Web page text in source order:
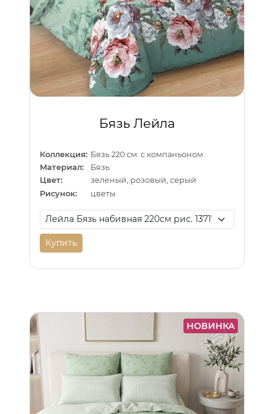
Бязь Лейла
Коллекция: Бязь 220 см. с компаньоном
Материал:
Бязь
Цвет:
зеленый, розовый, серый
Рисунок:
цветы
Купить
НОВИНКА